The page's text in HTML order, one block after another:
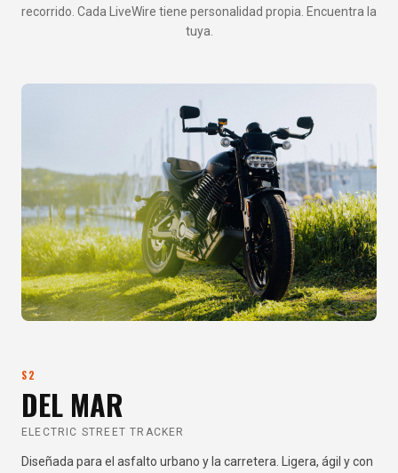
recorrido. Cada LiveWire tiene personalidad propia. Encuentra la
tuya.
S2
DEL MAR
ELECTRIC STREET TRACKER
Diseñada para el asfalto urbano y la carretera. Ligera, ágil y con